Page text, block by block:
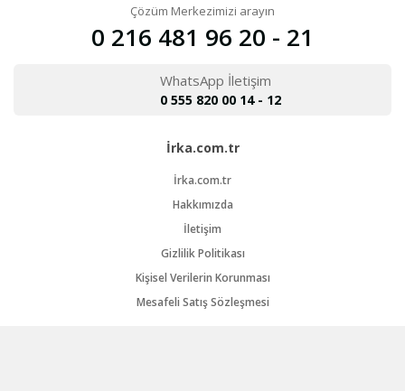
Çözüm Merkezimizi arayın
0 216 481 96 20 - 21
WhatsApp İletişim
0 555 820 00 14 - 12
İrka.com.tr
İrka.com.tr
Hakkımızda
İletişim
Gizlilik Politikası
Kişisel Verilerin Korunması
Mesafeli Satış Sözleşmesi